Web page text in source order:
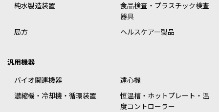
純水製造装置
食品検査・プラスチック検査
器具
局方
ヘルスケアー製品
汎用機器
バイオ関連機器
遠心機
濃縮機・冷却機・循環装置
恒温槽・ホットプレート・温
度コントローラー